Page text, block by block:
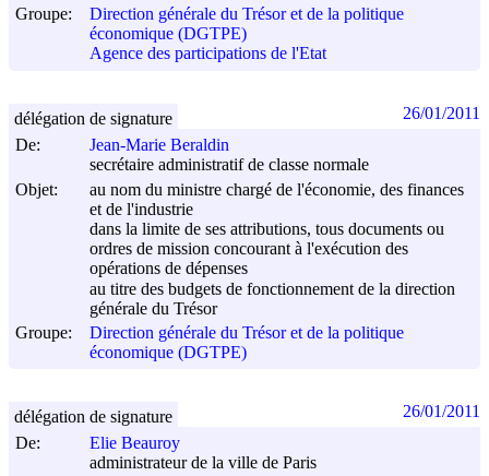
Groupe:
Direction générale du Trésor et de la politique
économique (DGTPE)
Agence des participations de l'Etat
De:
Jean-Marie Beraldin
secrétaire administratif de classe normale
Objet:
au nom du ministre chargé de l'économie, des finances
et de l'industrie
dans la limite de ses attributions, tous documents ou
ordres de mission concourant à l'exécution des
opérations de dépenses
au titre des budgets de fonctionnement de la direction
générale du Trésor
Groupe:
Direction générale du Trésor et de la politique
économique (DGTPE)
délégation de signature 26/01/2011
De:
Elie Beauroy
administrateur de la ville de Paris
délégation de signature 26/01/2011